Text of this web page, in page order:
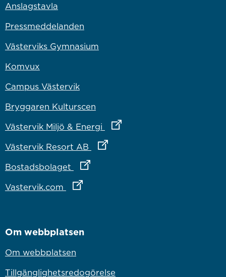
Anslagstavla
Pressmeddelanden
Västerviks Gymnasium
Komvux
Campus Västervik
Bryggaren Kulturscen
Västervik Miljö & Energi
Länk till annan webbplats
Västervik Resort AB Länk till annan webbplats
Bostadsbolaget Länk till annan webbplats
Vastervik.com Länk till annan webbplats
Om webbplatsen
Om webbplatsen
Tillgänglighetsredogörelse